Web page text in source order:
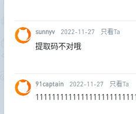
sunnyv 2022-11-27 只看Ta
提取码不对哦
91captain 2022-11-27 只看Ta